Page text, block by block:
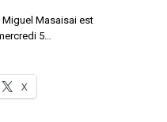
Masaisai est
5…
X